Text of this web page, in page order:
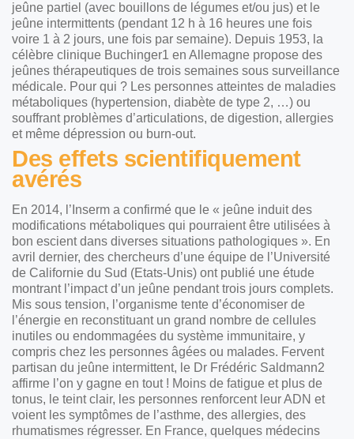
jeûne partiel (avec bouillons de légumes et/ou jus) et le
jeûne intermittents (pendant 12 h à 16 heures une fois
voire 1 à 2 jours, une fois par semaine). Depuis 1953, la
célèbre clinique Buchinger1 en Allemagne propose des
jeûnes thérapeutiques de trois semaines sous surveillance
médicale. Pour qui ? Les personnes atteintes de maladies
métaboliques (hypertension, diabète de type 2, …) ou
souffrant problèmes d’articulations, de digestion, allergies
et même dépression ou burn-out.
Des effets scientifiquement
avérés
En 2014, l’Inserm a confirmé que le « jeûne induit des
modifications métaboliques qui pourraient être utilisées à
bon escient dans diverses situations pathologiques ». En
avril dernier, des chercheurs d’une équipe de l’Université
de Californie du Sud (Etats-Unis) ont publié une étude
montrant l’impact d’un jeûne pendant trois jours complets.
Mis sous tension, l’organisme tente d’économiser de
l’énergie en reconstituant un grand nombre de cellules
inutiles ou endommagées du système immunitaire, y
compris chez les personnes âgées ou malades. Fervent
partisan du jeûne intermittent, le Dr Frédéric Saldmann2
affirme l’on y gagne en tout ! Moins de fatigue et plus de
tonus, le teint clair, les personnes renforcent leur ADN et
voient les symptômes de l’asthme, des allergies, des
rhumatismes régresser. En France, quelques médecins